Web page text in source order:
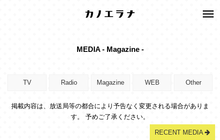
MEDIA - Magazine -
TV Radio Magazine WEB Other
掲載内容は、放送局等の都合により予告なく変更される場合がありま
す。 予めご了承ください。
RECENT MEDIA